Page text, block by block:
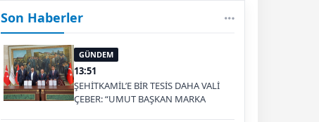
Son Haberler
GÜNDEM
13:51
ŞEHİTKAMİL’E BİR TESİS DAHA VALİ
ÇEBER: “UMUT BAŞKAN MARKA